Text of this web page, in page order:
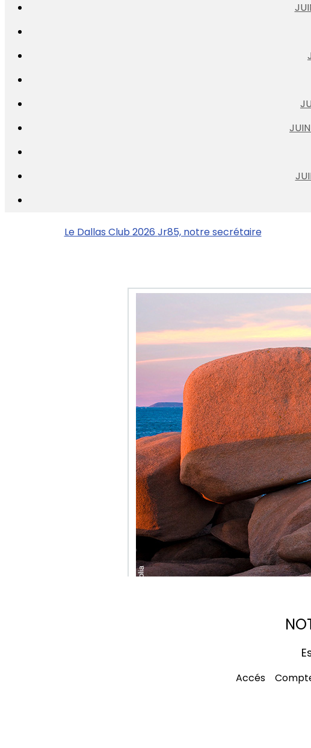
Le Dallas Club 2026 Jr85, notre secrétaire
NOTRE
Escapade côte
Accés Compte